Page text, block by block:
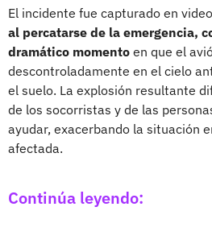
El incidente fue capturado en
al percatarse de la emergencia,
dramático momento en que el
descontroladamente en el cielo
el suelo. La explosión resultante
de los socorristas y de las
ayudar, exacerbando la situación
afectada.
Continúa leyendo: